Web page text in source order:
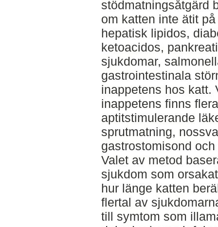
stödmatningsåtgärd
om katten inte ätit
hepatisk lipidos,
ketoacidos,
sjukdomar,
gastrointestinala
inappetens hos katt.
inappetens finns
aptitstimulerande
sprutmatning,
gastrostomisond
Valet av metod
sjukdom som
hur länge katten
flertal av
till symtom som